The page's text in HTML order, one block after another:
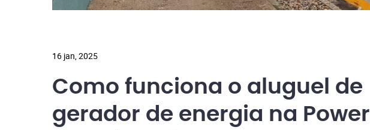
16 jan, 2025
Como funciona o aluguel de
gerador de energia na Power